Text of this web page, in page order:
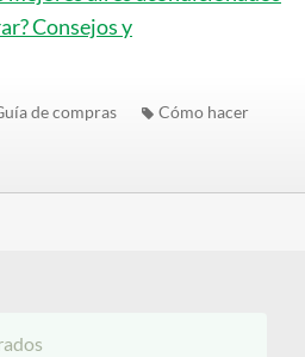
Consejos y
de compras Cómo hacer